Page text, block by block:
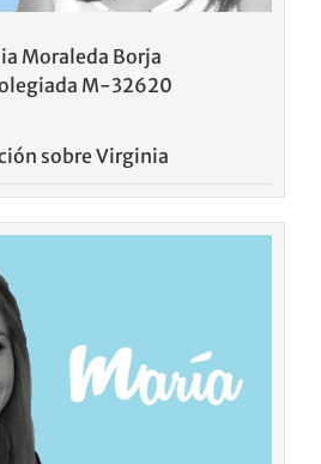
Moraleda Borja
M-32620
sobre Virginia